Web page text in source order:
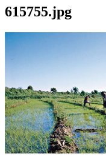
615755.jpg